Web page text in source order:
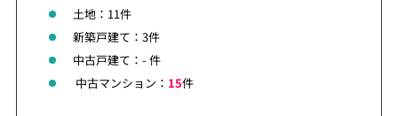
土地：11件
新築戸建て：3件
中古戸建て：- 件
中古マンション： 15件